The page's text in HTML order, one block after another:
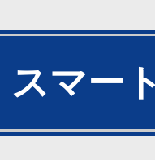
スマー